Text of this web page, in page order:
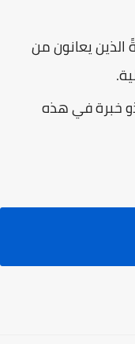
الذين يعانون من
خبرة في هذه